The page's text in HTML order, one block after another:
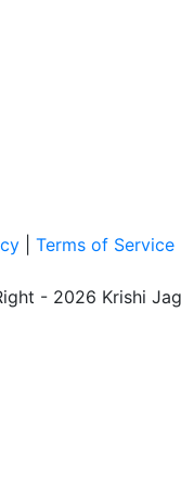
| Terms of Service|
- 2026 Krishi